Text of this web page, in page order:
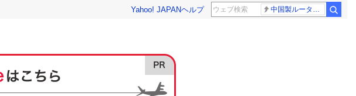
Yahoo! JAPANヘルプ 中国製ルーター20機種